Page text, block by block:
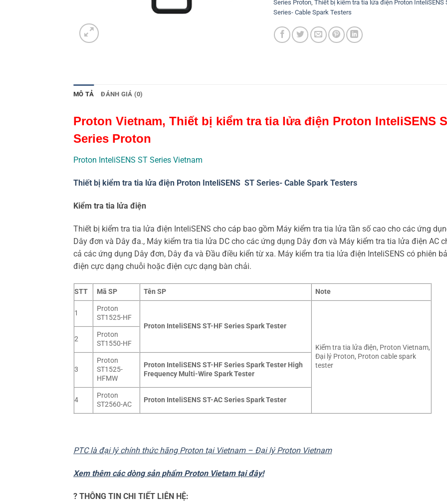
Series Proton, Thiết bị kiểm tra tia lửa điện Proton InteliSENS
Series- Cable Spark Testers
MÔ TẢ ĐÁNH GIÁ (0)
Proton Vietnam, Thiết bị kiểm tra tia lửa điện Proton InteliSENS
Series Proton
Proton InteliSENS ST Series Vietnam
Thiết bị kiểm tra tia lửa điện Proton InteliSENS ST Series- Cable Spark Testers
Kiểm tra tia lửa điện
Thiết bị kiểm tra tia lửa điện InteliSENS cho cáp bao gồm Máy kiểm tra tia lửa tần số cao cho các ứng
Dây đơn và Dây đa., Máy kiểm tra tia lửa DC cho các ứng dụng Dây đơn và Máy kiểm tra tia lửa điện AC
cả các ứng dụng Dây đơn, Dây đa và Đầu điều kiển từ xa. Máy kiểm tra tia lửa điện InteliSENS có phiên
điện cực dạng chuỗi hoặc điện cực dạng bàn chải.
STT Mã SP Tên SP Note
1
Proton
ST1525-HF
Proton InteliSENS ST-HF Series Spark Tester
Kiểm tra tia lửa điện, Proton Vietnam,
Đại lý Proton, Proton cable spark
tester
2
Proton
ST1550-HF
3
Proton
ST1525-
HFMW
Proton InteliSENS ST-HF Series Spark Tester High
Frequency Multi-Wire Spark Tester
4
Proton
ST2560-AC
Proton InteliSENS ST-AC Series Spark Tester
PTC là đại lý chính thức hãng Proton tại Vietnam – Đại lý Proton Vietnam
Xem thêm các dòng sản phẩm Proton Vietam tại đây!
? THÔNG TIN CHI TIẾT LIÊN HỆ: